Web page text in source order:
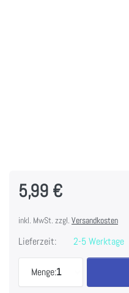
5,99 €
inkl. MwSt. zzgl. Versandkosten
Lieferzeit: 2-5 Werktage
Menge:1
Idea-